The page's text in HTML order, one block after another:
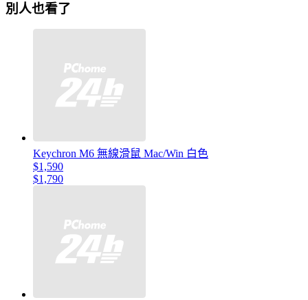
別人也看了
Keychron M6 無線滑鼠 Mac/Win 白色
$1,590
$1,790